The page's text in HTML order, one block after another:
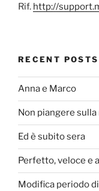
Rif. http://
RECENT POSTS
Anna e Marco
Non piangere
Ed è subito sera
Perfetto, veloce e
Modifica periodo